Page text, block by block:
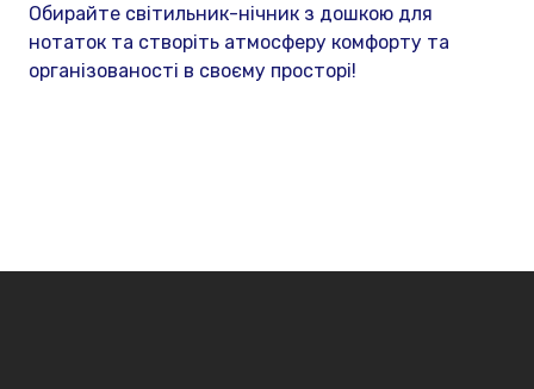
Обирайте світильник-нічник з дошкою для
нотаток та створіть атмосферу комфорту та
організованості в своєму просторі!